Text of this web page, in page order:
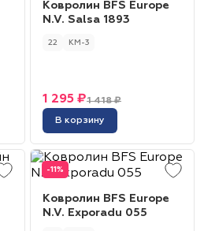
Ковролин BFS Europe
N.V. Salsa 1893
22 КМ-3
1 418 ₽
1 295 ₽
В корзину
-11%
Ковролин BFS Europe
N.V. Exporadu 055